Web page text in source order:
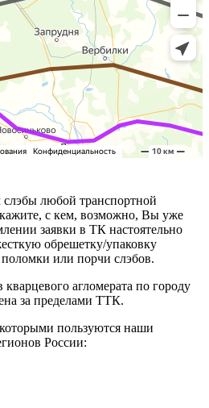
любой транспортной
с кем, возможно, Вы уже
заявки в ТК настоятельно
обрешетку/упаковку
или порчи слэбов.
агломерата по городу
за пределами ТТК.
пользуются наши
России: